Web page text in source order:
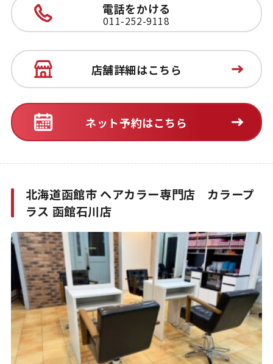
電話をかける
011-252-9118
店舗詳細はこちら
ネット予約はこちら
北海道函館市 ヘアカラー専門店 カラープ
ラス 函館石川店